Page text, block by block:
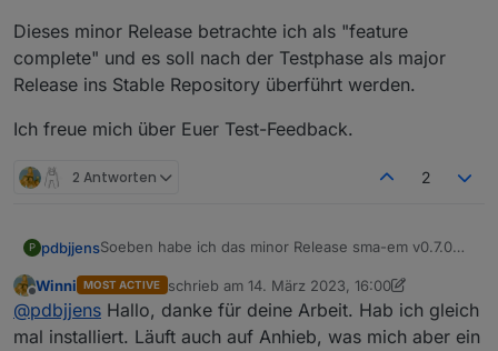
https://github.com/pdbjjens/ioBroker.sma-em.git
installieren.
Aber VORSICHT: es ist ein Pre-Alpha Stand und Ihr
solltet wissen, was Ihr tut - insbesondere nicht auf
einem produktiven ioBroker installieren!
Aber ich wäre wirklich über jedes Feedback erfreut -
Funktion euren Erwartungen und Anforderungen
Dieses minor Release betrachte ich als "feature
complete" und es soll nach der Testphase als major
Release ins Stable Repository überführt werden.
Ich freue mich über Euer Test-Feedback.
2 Antworten 2
P pdbjjensSoeben habe ich das minor Release sma-em v0.7.0
Entsprechend habe ich auch den Titel dieses Threads
geändert.
Dieses minor Release betrachte ich als "feature
complete" und es soll nach der Testphase als major
Release ins Stable Repository überführt werden.
Ich freue mich über Euer Test-Feedback.
Offline
Winni MOST ACTIVE schrieb am 14. März 2023, 16:00
zuletzt editiert von Winni
@pdbjjens Hallo, danke für deine Arbeit. Hab ich gleich
mal installiert. Läuft auch auf Anhieb, was mich aber ein